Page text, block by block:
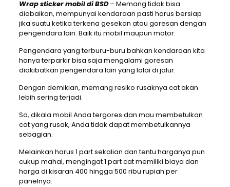
Wrap sticker mobil di BSD– Memang tidak bisa
diabaikan, mempunyai kendaraan pasti harus bersiap
jika suatu ketika terkena gesekan atau goresan dengan
pengendara lain. Baik itu mobil maupun motor.
Pengendara yang terburu-buru bahkan kendaraan kita
hanya terparkir bisa saja mengalami goresan
diakibatkan pengendara lain yang lalai di jalur.
Dengan demikian, memang resiko rusaknya cat akan
lebih sering terjadi.
So, dikala mobil Anda tergores dan mau membetulkan
cat yang rusak, Anda tidak dapat membetulkannya
sebagian.
Melainkan harus 1 part sekalian dan tentu harganya pun
cukup mahal, mengingat 1 part cat memiliki biaya dan
harga di kisaran 400 hingga 500 ribu rupiah per
panelnya.